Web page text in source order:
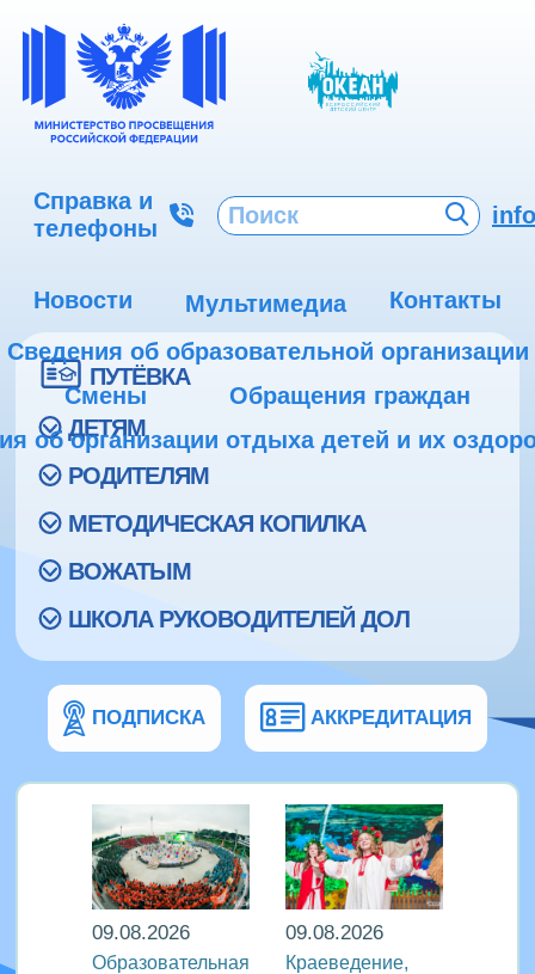
Справка и
телефоны
Новости Мультимедиа
Контакты
Сведения об образовательной организации
Смены
Обращения граждан
об организации отдыха детей и их
ПУТЁВКА
ДЕТЯМ
РОДИТЕЛЯМ
МЕТОДИЧЕСКАЯ КОПИЛКА
ВОЖАТЫМ
ШКОЛА РУКОВОДИТЕЛЕЙ ДОЛ
ПОДПИСКА АККРЕДИТАЦИЯ
09.08.2026
Образовательная
09.08.2026
Краеведение,